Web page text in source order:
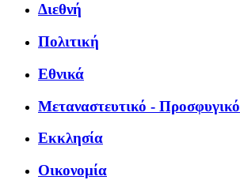
Διεθνή
Πολιτική
Εθνικά
Μεταναστευτικό - Προσφυγικό
Εκκλησία
Οικονομία